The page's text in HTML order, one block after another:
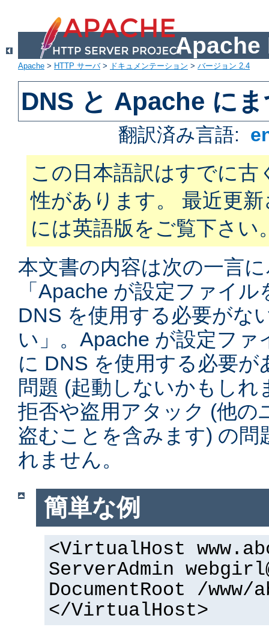
Apache
Apache > HTTP サーバ> ドキュメンテーション > バージョン 2.4
DNS と Apache に
翻訳済み言語:
この日本語訳はすでに古
性があります。 最近更
には英語版をご覧下さい
本文書の内容は次の一言
「Apache が設定ファイ
DNS を使用する必要がな
い」。Apache が設定フ
に DNS を使用する必要が
問題 (起動しないかもしれ
拒否や盗用アタック (他の
盗むことを含みます) の問
れません。
簡単な例
<VirtualHost
ServerAdmin
DocumentRoot /www/
</VirtualHost>